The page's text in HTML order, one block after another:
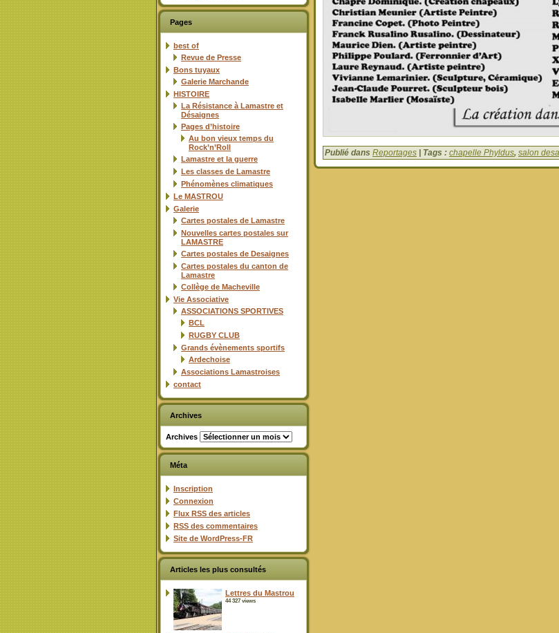
Pages
best of
Revue de Presse
Bons tuyaux
Galerie Marchande
HISTOIRE
La Résistance à Lamastre et
Désaignes
Pages d’histoire
Au bon vieux temps du
Rock’n’Roll
Lamastre et la guerre
Les classes de Lamastre
Phénomènes climatiques
Le MASTROU
Galerie
Cartes postales de Lamastre
Nouvelles cartes postales sur
LAMASTRE
Cartes postales de Desaignes
Cartes postales du canton de
Lamastre
Collège de Macheville
Vie Associative
ASSOCIATIONS SPORTIVES
BCL
RUGBY CLUB
Grands évènements sportifs
Ardechoise
Associations Lamastroises
contact
Archives
Archives
Méta
Inscription
Connexion
Flux RSS des articles
RSS des commentaires
Site de WordPress-FR
Articles les plus consultés
Lettres du Mastrou
44 327 views
Publié dans Reportages | Tags : chapelle Phyldus, salon